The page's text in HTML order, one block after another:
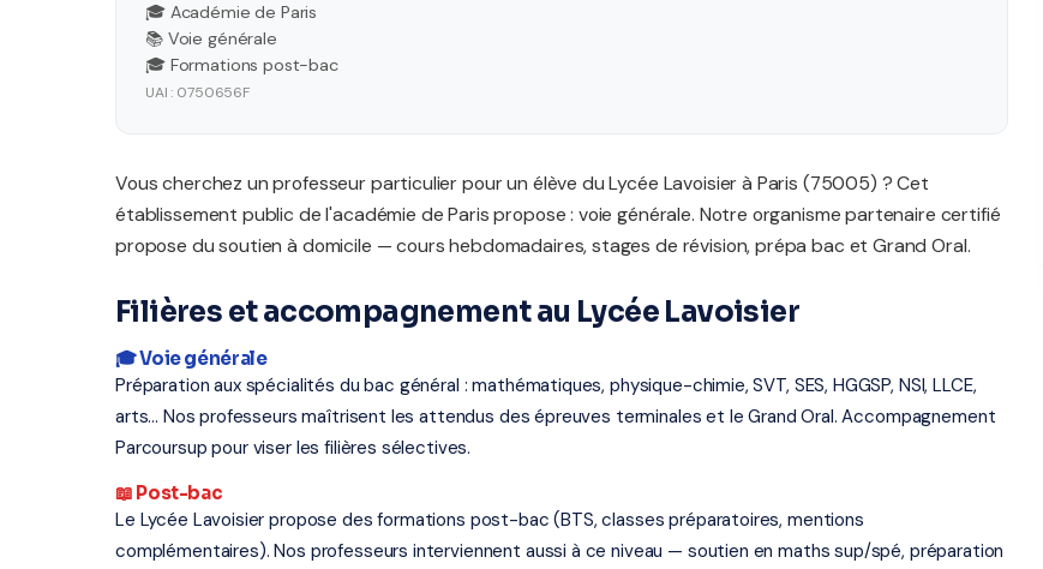
🎓 Académie de Paris
📚 Voie générale
🎓 Formations post-bac
UAI : 0750656F
Vous cherchez un professeur particulier pour un élève du Lycée Lavoisier à Paris (75005) ? Cet
établissement public de l'académie de Paris propose : voie générale. Notre organisme partenaire certifié
propose du soutien à domicile — cours hebdomadaires, stages de révision, prépa bac et Grand Oral.
Filières et accompagnement au Lycée Lavoisier
🎓 Voie générale
Préparation aux spécialités du bac général : mathématiques, physique-chimie, SVT, SES, HGGSP, NSI, LLCE,
arts... Nos professeurs maîtrisent les attendus des épreuves terminales et le Grand Oral. Accompagnement
Parcoursup pour viser les filières sélectives.
📖 Post-bac
Le Lycée Lavoisier propose des formations post-bac (BTS, classes préparatoires, mentions
complémentaires). Nos professeurs interviennent aussi à ce niveau — soutien en maths sup/spé, préparation